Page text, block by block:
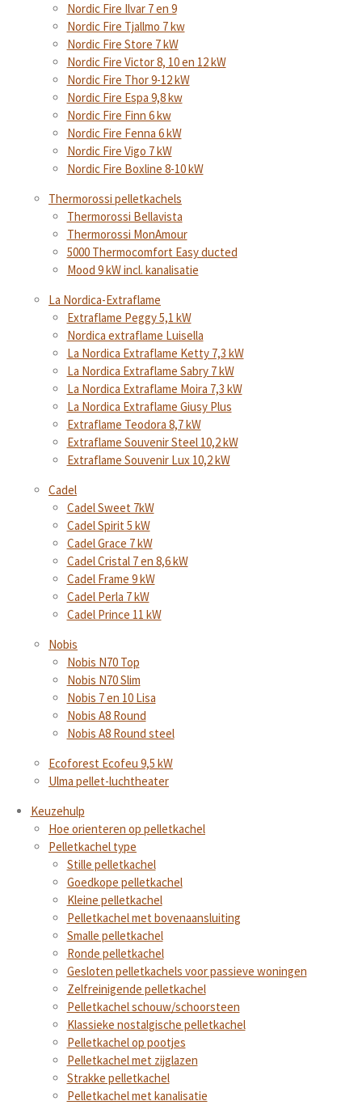
Nordic Fire Ilvar 7 en 9
Nordic Fire Tjallmo 7 kw
Nordic Fire Store 7 kW
Nordic Fire Victor 8, 10 en 12 kW
Nordic Fire Thor 9-12 kW
Nordic Fire Espa 9,8 kw
Nordic Fire Finn 6 kw
Nordic Fire Fenna 6 kW
Nordic Fire Vigo 7 kW
Nordic Fire Boxline 8-10 kW
Thermorossi pelletkachels
Thermorossi Bellavista
Thermorossi MonAmour
5000 Thermocomfort Easy ducted
Mood 9 kW incl. kanalisatie
La Nordica-Extraflame
Extraflame Peggy 5,1 kW
Nordica extraflame Luisella
La Nordica Extraflame Ketty 7,3 kW
La Nordica Extraflame Sabry 7 kW
La Nordica Extraflame Moira 7,3 kW
La Nordica Extraflame Giusy Plus
Extraflame Teodora 8,7 kW
Extraflame Souvenir Steel 10,2 kW
Extraflame Souvenir Lux 10,2 kW
Cadel
Cadel Sweet 7kW
Cadel Spirit 5 kW
Cadel Grace 7 kW
Cadel Cristal 7 en 8,6 kW
Cadel Frame 9 kW
Cadel Perla 7 kW
Cadel Prince 11 kW
Nobis
Nobis N70 Top
Nobis N70 Slim
Nobis 7 en 10 Lisa
Nobis A8 Round
Nobis A8 Round steel
Ecoforest Ecofeu 9,5 kW
Ulma pellet-luchtheater
Keuzehulp
Hoe orienteren op pelletkachel
Pelletkachel type
Stille pelletkachel
Goedkope pelletkachel
Kleine pelletkachel
Pelletkachel met bovenaansluiting
Smalle pelletkachel
Ronde pelletkachel
Gesloten pelletkachels voor passieve woningen
Zelfreinigende pelletkachel
Pelletkachel schouw/schoorsteen
Klassieke nostalgische pelletkachel
Pelletkachel op pootjes
Pelletkachel met zijglazen
Strakke pelletkachel
Pelletkachel met kanalisatie